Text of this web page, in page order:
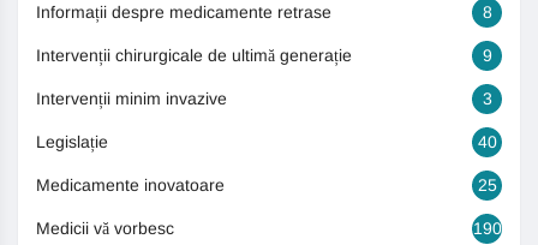
Informații despre medicamente retrase 8
Intervenții chirurgicale de ultimă generație 9
Intervenții minim invazive 3
Legislație 40
Medicamente inovatoare 25
Medicii vă vorbesc 190